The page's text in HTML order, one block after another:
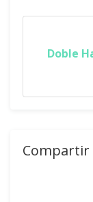
Doble
Compartir